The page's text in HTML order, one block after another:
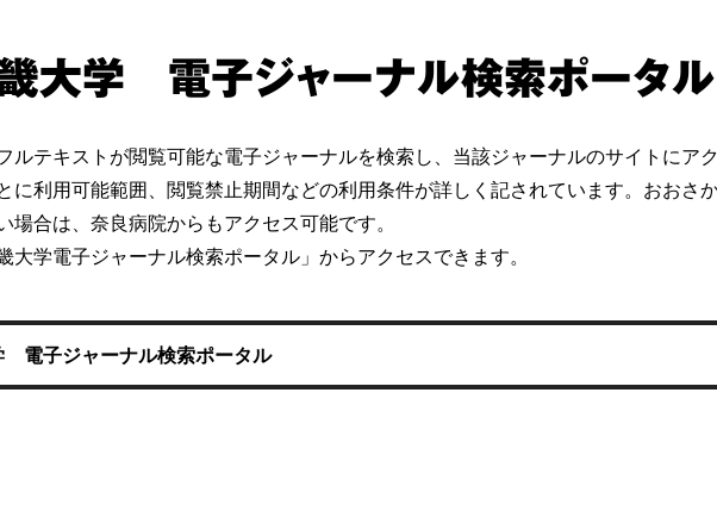
大学 電子ジャーナル検索ポータル
ルテキストが閲覧可能な電子ジャーナルを検索し、当該ジャーナルのサイトにア
に利用可能範囲、閲覧禁止期間などの利用条件が詳しく記されています。おおさ
場合は、奈良病院からもアクセス可能です。
大学電子ジャーナル検索ポータル」からアクセスできます。
電子ジャーナル検索ポータル